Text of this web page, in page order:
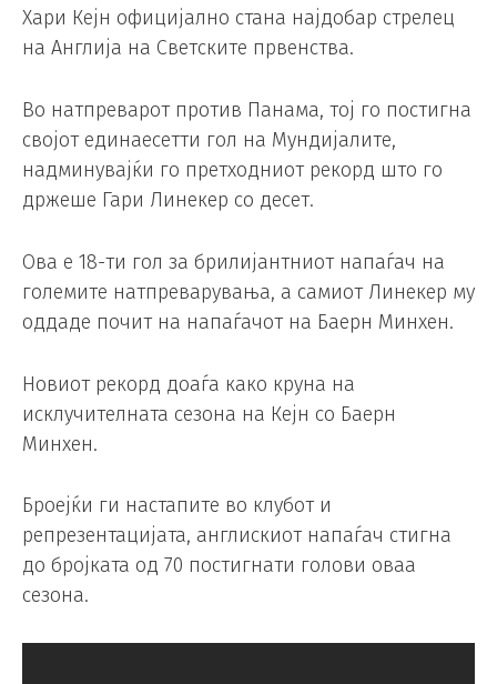
Хари Кејн официјално стана најдобар стрелец
на Англија на Светските првенства.
Во натпреварот против Панама, тој го постигна
својот единаесетти гол на Мундијалите,
надминувајќи го претходниот рекорд што го
држеше Гари Линекер со десет.
Ова е 18-ти гол за брилијантниот напаѓач на
големите натпреварувања, а самиот Линекер му
оддаде почит на напаѓачот на Баерн Минхен.
Новиот рекорд доаѓа како круна на
исклучителната сезона на Кејн со Баерн
Минхен.
Броејќи ги настапите во клубот и
репрезентацијата, англискиот напаѓач стигна
до бројката од 70 постигнати голови оваа
сезона.